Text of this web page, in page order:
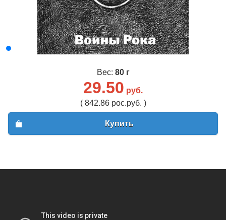
Вес: 80 г
29.50 руб.
( 842.86 рос.руб. )
Купить